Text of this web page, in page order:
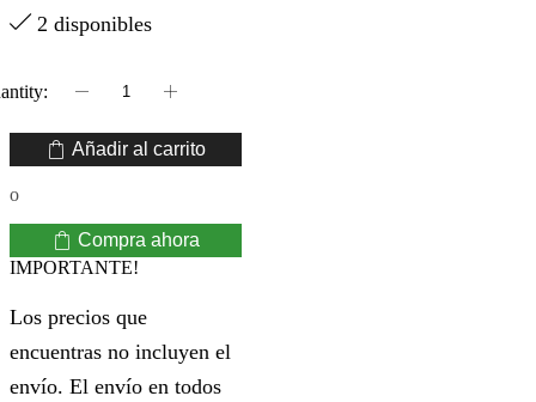
2 disponibles
ACUARELA
1/2
PAST
SERIE
BLUE
DEEP
cantidad
Añadir al carrito
o
Compra ahora
IMPORTANTE!
Los precios que
encuentras no incluyen el
envío. El envío en todos